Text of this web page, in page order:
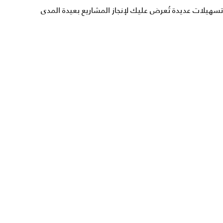
تسهيلات عديدة تُعرض عليك لإنجاز المشاريع بعيدة المدى